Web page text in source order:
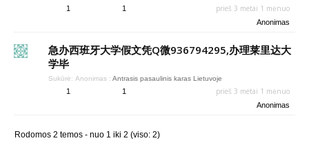
1 1 prieš 3 metai 1 mėnuo
Anonimas
急办西班牙大学假文凭Q微936794295,办理莱里达大
学毕
Sukūrė: Anonimas : Antrasis pasaulinis karas Lietuvoje
1 1 prieš 3 metai 1 mėnuo
Anonimas
Rodomos 2 temos - nuo 1 iki 2 (viso: 2)